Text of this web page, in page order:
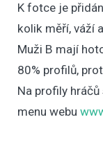
K fotce je
kolik měří, váží
Muži B mají
80% profilů,
Na profily
menu webu